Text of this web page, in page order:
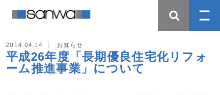
2014.04.14 お知らせ
平成26年度「長期優良住宅化リフォ
ーム推進事業」について